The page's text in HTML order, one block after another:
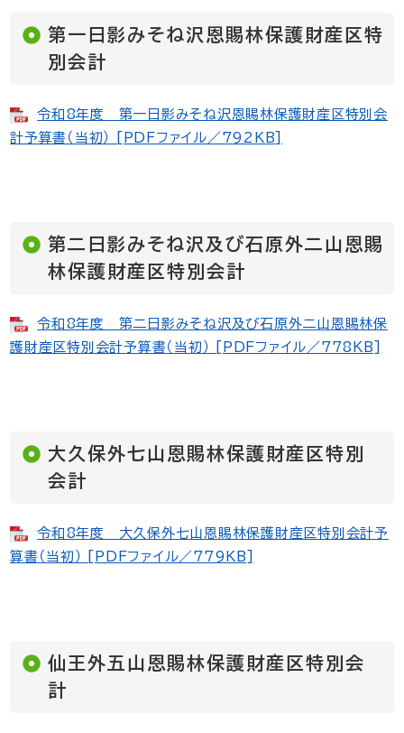
第一日影みそね沢恩賜林保護財産区特
別会計
令和8年度 第一日影みそね沢恩賜林保護財産区特別会
計予算書（当初） [PDFファイル／792KB]
第二日影みそね沢及び石原外二山恩賜
林保護財産区特別会計
令和8年度 第二日影みそね沢及び石原外二山恩賜林保
護財産区特別会計予算書（当初） [PDFファイル／778KB]
大久保外七山恩賜林保護財産区特別
会計
令和8年度 大久保外七山恩賜林保護財産区特別会計予
算書（当初） [PDFファイル／779KB]
仙王外五山恩賜林保護財産区特別会
計